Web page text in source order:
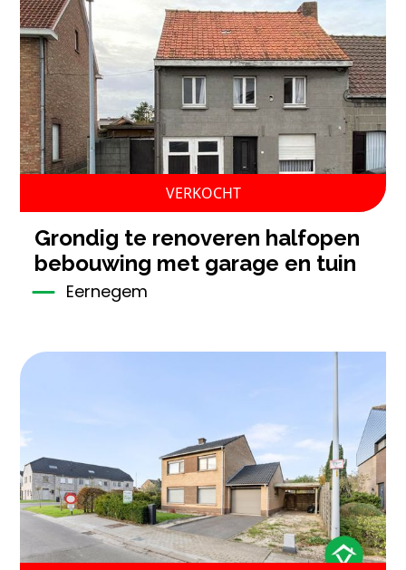
VERKOCHT
grondig te renoveren halfopen
bebouwing met garage en tuin
Eernegem